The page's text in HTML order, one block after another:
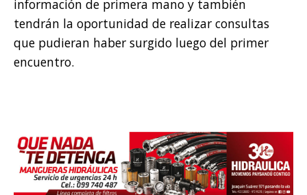
información de primera mano y también
tendrán la oportunidad de realizar consultas
que pudieran haber surgido luego del primer
encuentro.